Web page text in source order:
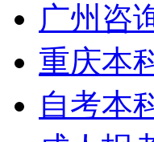
广州咨
重庆本
自考本